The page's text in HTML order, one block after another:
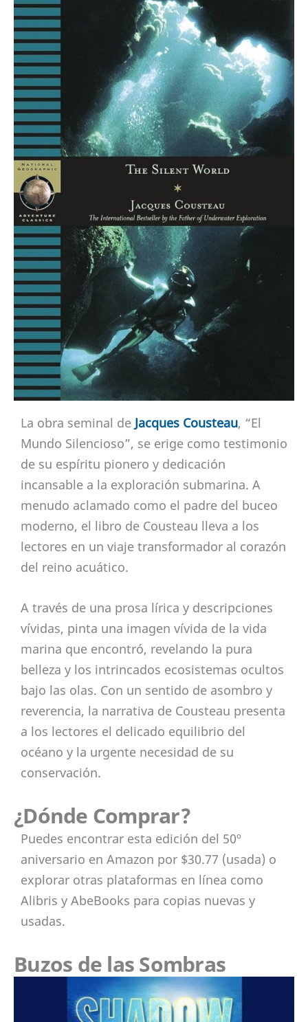
La obra seminal de Jacques Cousteau, “El
Mundo Silencioso”, se erige como testimonio
de su espíritu pionero y dedicación
incansable a la exploración submarina. A
menudo aclamado como el padre del buceo
moderno, el libro de Cousteau lleva a los
lectores en un viaje transformador al corazón
del reino acuático.
A través de una prosa lírica y descripciones
vívidas, pinta una imagen vívida de la vida
marina que encontró, revelando la pura
belleza y los intrincados ecosistemas ocultos
bajo las olas. Con un sentido de asombro y
reverencia, la narrativa de Cousteau presenta
a los lectores el delicado equilibrio del
océano y la urgente necesidad de su
conservación.
¿Dónde Comprar?
Puedes encontrar esta edición del 50º
aniversario en Amazon por $30.77 (usada) o
explorar otras plataformas en línea como
Alibris y AbeBooks para copias nuevas y
usadas.
Buzos de las Sombras